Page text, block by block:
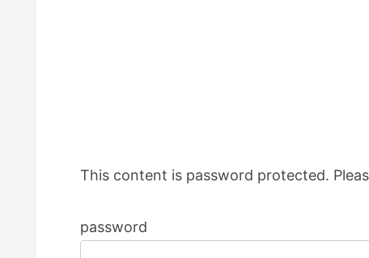
This content is password protected.
password